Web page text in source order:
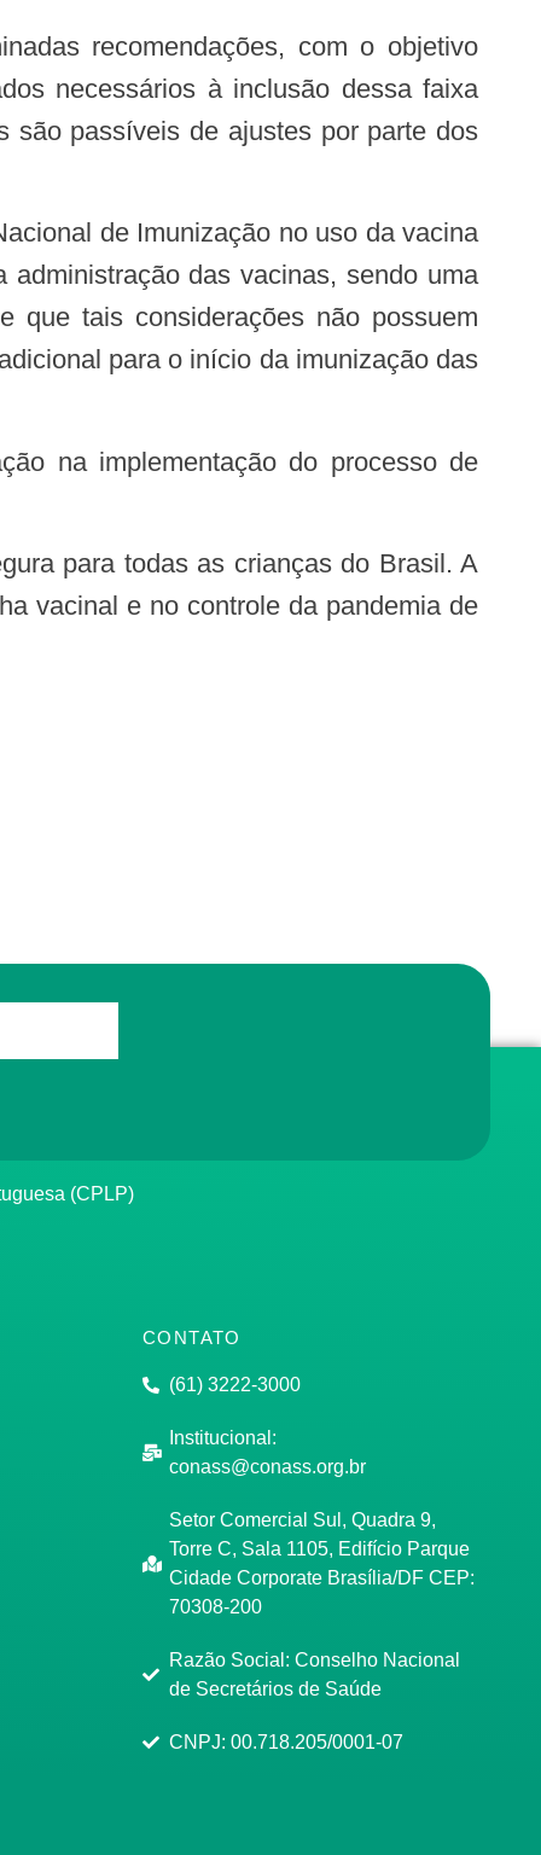
necessários à inclusão dessa faixa
são passíveis de ajustes por parte dos
das vacinas, sendo uma
que tais considerações não possuem
para o início da imunização das
vacinal e no controle da pandemia de
(CPLP)
CONTATO
(61) 3222-3000
Institucional:
conass@conass.org.br
Setor Comercial Sul, Quadra 9,
Torre C, Sala 1105, Edifício Parque
Cidade Corporate Brasília/DF CEP:
70308-200
Razão Social: Conselho Nacional
de Secretários de Saúde
CNPJ: 00.718.205/0001-07